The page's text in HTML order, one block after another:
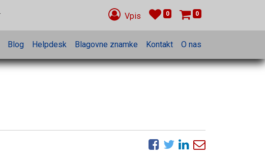
Vpis 0 0
Blog Helpdesk Blagovne znamke Kontakt O nas